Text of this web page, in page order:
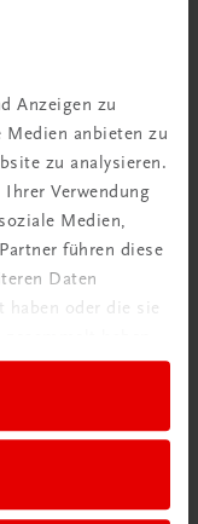
Anzeigen zu
anbieten zu
zu analysieren.
Verwendung
Medien,
führen diese
Daten
haben oder die sie
beraten